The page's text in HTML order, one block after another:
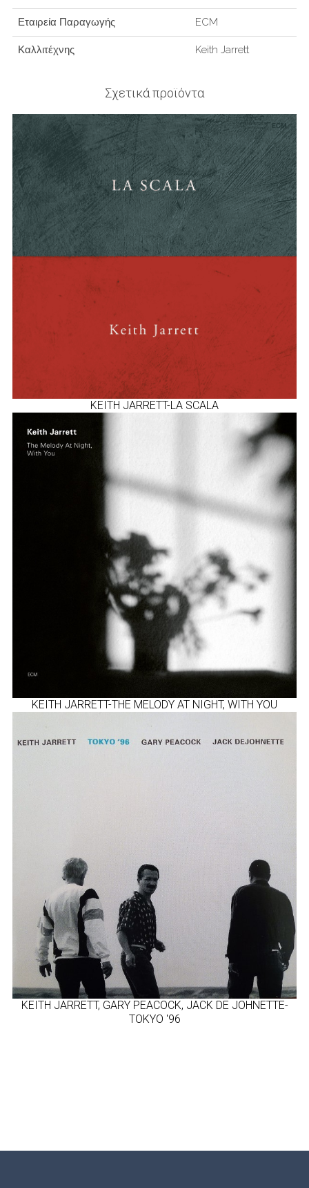
Εταιρεία Παραγωγής ECM
Καλλιτέχνης Keith Jarrett
Σχετικά προϊόντα
KEITH JARRETT-LA SCALA
KEITH JARRETT-THE MELODY AT NIGHT, WITH YOU
KEITH JARRETT, GARY PEACOCK, JACK DE JOHNETTE-
TOKYO '96